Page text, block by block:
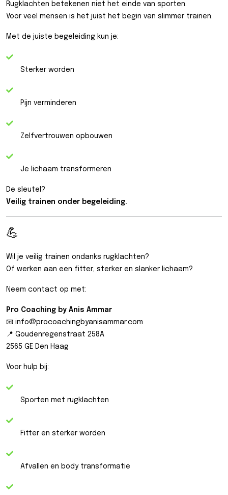
Rugklachten betekenen niet het einde van sporten.
Voor veel mensen is het juist het begin van slimmer trainen.
Met de juiste begeleiding kun je:
Sterker worden
Pijn verminderen
Zelfvertrouwen opbouwen
Je lichaam transformeren
De sleutel?
Veilig trainen onder begeleiding.
💪
Wil je veilig trainen ondanks rugklachten?
Of werken aan een fitter, sterker en slanker lichaam?
Neem contact op met:
Pro Coaching by Anis Ammar
📧 info@procoachingbyanisammar.com
📍 Goudenregenstraat 258A
2565 GE Den Haag
Voor hulp bij:
Sporten met rugklachten
Fitter en sterker worden
Afvallen en body transformatie